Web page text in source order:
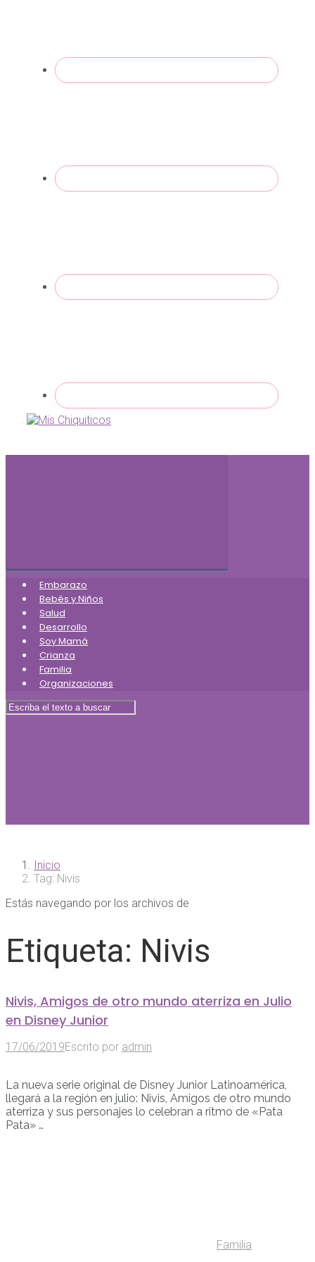
Embarazo
Bebés y Niños
Salud
Desarrollo
Soy Mamá
Crianza
Familia
Organizaciones
Inicio
Tag: Nivis
Estás navegando por los archivos de
Etiqueta: Nivis
Nivis, Amigos de otro mundo aterriza en Julio
en Disney Junior
17/06/2019Escrito por admin
La nueva serie original de Disney Junior Latinoamérica,
llegará a la región en julio: Nivis, Amigos de otro mundo
aterriza y sus personajes lo celebran a ritmo de «Pata
Pata» …
Familia